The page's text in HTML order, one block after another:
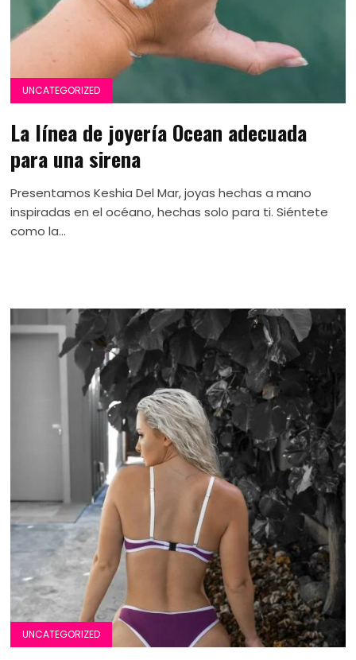
UNCATEGORIZED
La línea de joyería Ocean adecuada
para una sirena
Presentamos Keshia Del Mar, joyas hechas a mano
inspiradas en el océano, hechas solo para ti. Siéntete
como la...
UNCATEGORIZED